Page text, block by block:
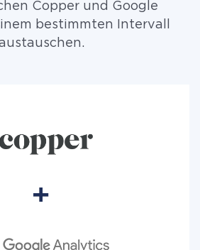
Copper und Google
bestimmten Intervall